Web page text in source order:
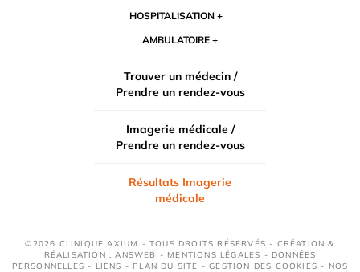
HOSPITALISATION
AMBULATOIRE
Trouver un médecin /
Prendre un rendez-vous
Imagerie médicale /
Prendre un rendez-vous
Résultats Imagerie
médicale
©2026 CLINIQUE AXIUM - TOUS DROITS RÉSERVÉS - CRÉATION &
RÉALISATION : ANSWEB - MENTIONS LÉGALES - DONNÉES
PERSONNELLES - LIENS - PLAN DU SITE -GESTION DES COOKIES - NOS